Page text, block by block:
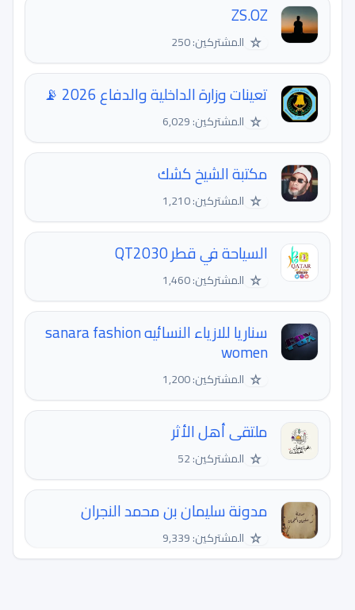
ZS.OZ
☆ المشتركين: 250
تعينات وزارة الداخلية والدفاع 2026 📡
☆ المشتركين: 6,029
مكتبة الشيخ كشك
☆ المشتركين: 1,210
السياحة في قطر QT2030
☆ المشتركين: 1,460
سناريا للازياء النسائيه sanara fashion
women
☆ المشتركين: 1,200
ملتقى أهل الأثر
☆ المشتركين: 52
مدونة سليمان بن محمد النجران
☆ المشتركين: 9,339